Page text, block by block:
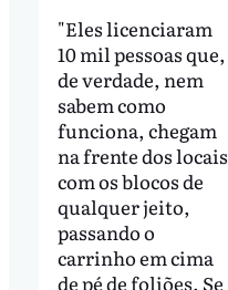
"Eles licenciaram
10 mil pessoas que,
de verdade, nem
sabem como
funciona, chegam
na frente dos locais
com os blocos de
qualquer jeito,
passando o
carrinho em cima
de pé de foliões. Se